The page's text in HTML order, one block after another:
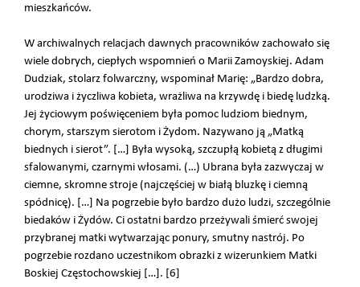
mieszkańców.
W archiwalnych relacjach dawnych pracowników zachowało się
wiele dobrych, ciepłych wspomnień o Marii Zamoyskiej. Adam
Dudziak, stolarz folwarczny, wspominał Marię: „Bardzo dobra,
urodziwa i życzliwa kobieta, wrażliwa na krzywdę i biedę ludzką.
Jej życiowym poświęceniem była pomoc ludziom biednym,
chorym, starszym sierotom i Żydom. Nazywano ją „Matką
biednych i sierot”. […] Była wysoką, szczupłą kobietą z długimi
sfalowanymi, czarnymi włosami. (…) Ubrana była zazwyczaj w
ciemne, skromne stroje (najczęściej w białą bluzkę i ciemną
spódnicę). […] Na pogrzebie było bardzo dużo ludzi, szczególnie
biedaków i Żydów. Ci ostatni bardzo przeżywali śmierć swojej
przybranej matki wytwarzając ponury, smutny nastrój. Po
pogrzebie rozdano uczestnikom obrazki z wizerunkiem Matki
Boskiej Częstochowskiej […]. [6]